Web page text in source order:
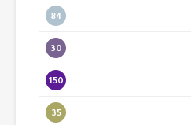
84
30
150
35